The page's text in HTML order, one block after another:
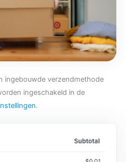
ingebouwde verzendmethode
ingeschakeld in de
.